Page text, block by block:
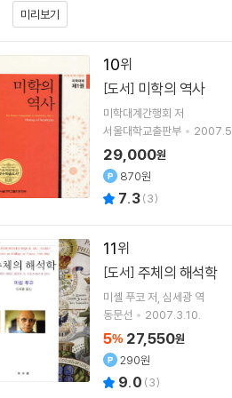
미리보기
10
[도서] 미학의 역사
미학대계간행회 저
서울대학교출판부
29,000원
870원
7.3(3)
11
[도서] 주체의 해석학
미셸 푸코 저 심세광 역
동문선
2007.3.10.
5% 27,550원
290원
9.0 (3)